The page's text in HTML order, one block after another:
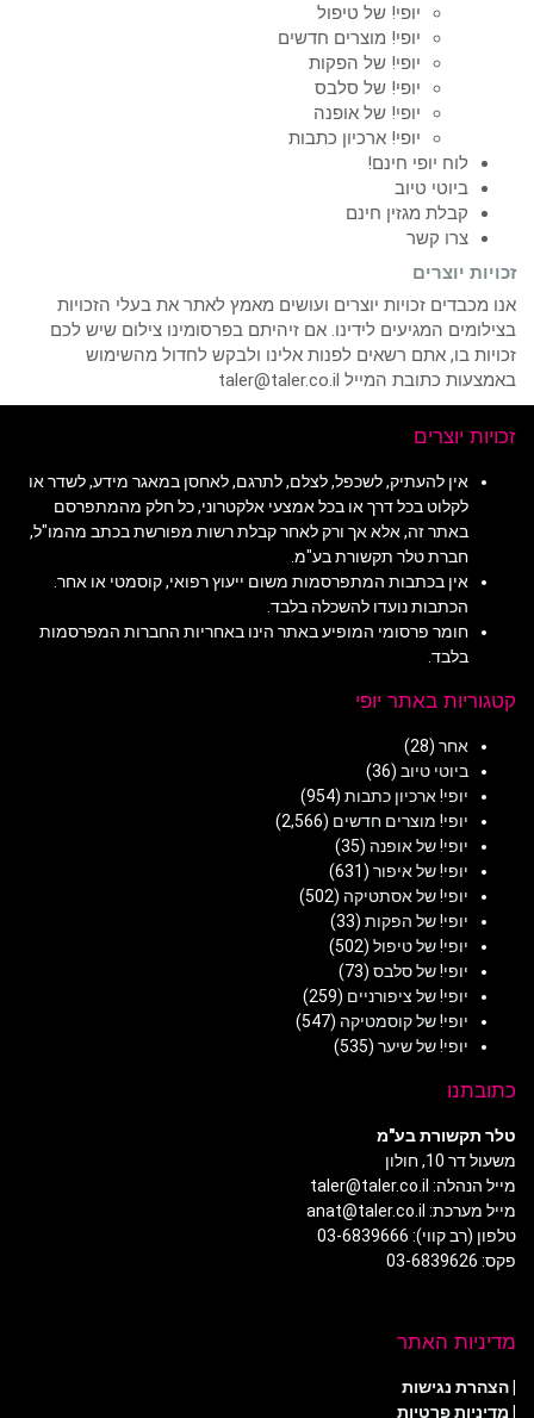
יופי! של טיפול
יופי! מוצרים חדשים
יופי! של הפקות
יופי! של סלבס
יופי! של אופנה
יופי! ארכיון כתבות
לוח יופי חינם!
ביוטי טיוב
קבלת מגזין חינם
צרו קשר
זכויות יוצרים
אנו מכבדים זכויות יוצרים ועושים מאמץ לאתר את בעלי הזכויות
בצילומים המגיעים לידינו. אם זיהיתם בפרסומינו צילום שיש לכם
זכויות בו, אתם רשאים לפנות אלינו ולבקש לחדול מהשימוש
באמצעות כתובת המייל taler@taler.co.il
זכויות יוצרים
אין להעתיק, לשכפל, לצלם, לתרגם, לאחסן במאגר מידע, לשדר או
לקלוט בכל דרך או בכל אמצעי אלקטרוני, כל חלק מהמתפרסם
באתר זה, אלא אך ורק לאחר קבלת רשות מפורשת בכתב מהמו"ל,
חברת טלר תקשורת בע"מ.
אין בכתבות המתפרסמות משום ייעוץ רפואי, קוסמטי או אחר.
הכתבות נועדו להשכלה בלבד.
חומר פרסומי המופיע באתר הינו באחריות החברות המפרסמות
בלבד.
קטגוריות באתר יופי
אחר (28)
ביוטי טיוב (36)
יופי! ארכיון כתבות (954)
יופי! מוצרים חדשים (2,566)
יופי! של אופנה (35)
יופי! של איפור (631)
יופי! של אסתטיקה (502)
יופי! של הפקות (33)
יופי! של טיפול (502)
יופי! של סלבס (73)
יופי! של ציפורניים (259)
יופי! של קוסמטיקה (547)
יופי! של שיער (535)
כתובתנו
טלר תקשורת בע"מ
משעול דר 10, חולון
מייל הנהלה: taler@taler.co.il
מייל מערכת: anat@taler.co.il
טלפון (רב קווי): 03-6839666
פקס: 03-6839626
מדיניות האתר
|הצהרת נגישות
| מדיניות פרטיות